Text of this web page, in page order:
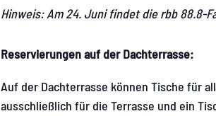
Hinweis: Am 24. Juni findet die rbb 88.8-
Reservierungen auf der Dachterrasse:
Auf der Dachterrasse können Tische für
ausschließlich für die Terrasse und ein